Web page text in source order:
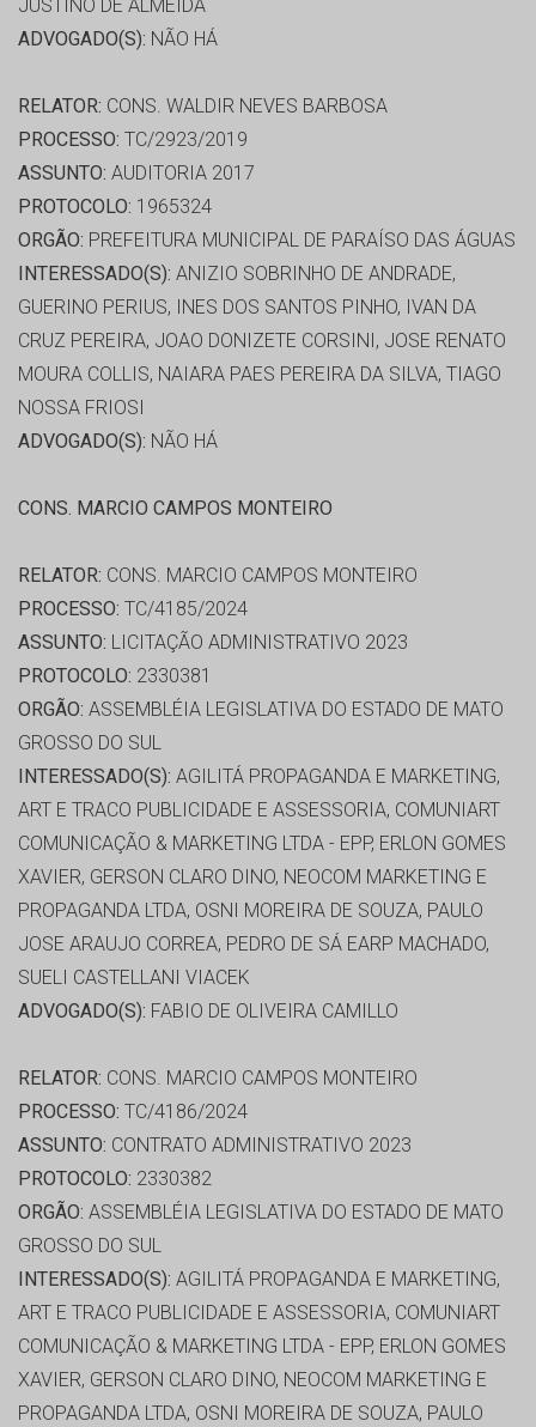
JUSTINO DE ALMEIDA
ADVOGADO(S): NÃO HÁ
RELATOR: CONS. WALDIR NEVES BARBOSA
PROCESSO: TC/2923/2019
ASSUNTO: AUDITORIA 2017
PROTOCOLO: 1965324
ORGÃO: PREFEITURA MUNICIPAL DE PARAÍSO DAS ÁGUAS
INTERESSADO(S): ANIZIO SOBRINHO DE ANDRADE,
GUERINO PERIUS, INES DOS SANTOS PINHO, IVAN DA
CRUZ PEREIRA, JOAO DONIZETE CORSINI, JOSE RENATO
MOURA COLLIS, NAIARA PAES PEREIRA DA SILVA, TIAGO
NOSSA FRIOSI
ADVOGADO(S): NÃO HÁ
CONS. MARCIO CAMPOS MONTEIRO
RELATOR: CONS. MARCIO CAMPOS MONTEIRO
PROCESSO: TC/4185/2024
ASSUNTO: LICITAÇÃO ADMINISTRATIVO 2023
PROTOCOLO: 2330381
ORGÃO: ASSEMBLÉIA LEGISLATIVA DO ESTADO DE MATO
GROSSO DO SUL
INTERESSADO(S): AGILITÁ PROPAGANDA E MARKETING,
ART E TRACO PUBLICIDADE E ASSESSORIA, COMUNIART
COMUNICAÇÃO & MARKETING LTDA - EPP, ERLON GOMES
XAVIER, GERSON CLARO DINO, NEOCOM MARKETING E
PROPAGANDA LTDA, OSNI MOREIRA DE SOUZA, PAULO
JOSE ARAUJO CORREA, PEDRO DE SÁ EARP MACHADO,
SUELI CASTELLANI VIACEK
ADVOGADO(S): FABIO DE OLIVEIRA CAMILLO
RELATOR: CONS. MARCIO CAMPOS MONTEIRO
PROCESSO: TC/4186/2024
ASSUNTO: CONTRATO ADMINISTRATIVO 2023
PROTOCOLO: 2330382
ORGÃO: ASSEMBLÉIA LEGISLATIVA DO ESTADO DE MATO
GROSSO DO SUL
INTERESSADO(S): AGILITÁ PROPAGANDA E MARKETING,
ART E TRACO PUBLICIDADE E ASSESSORIA, COMUNIART
COMUNICAÇÃO & MARKETING LTDA - EPP, ERLON GOMES
XAVIER, GERSON CLARO DINO, NEOCOM MARKETING E
PROPAGANDA LTDA, OSNI MOREIRA DE SOUZA, PAULO